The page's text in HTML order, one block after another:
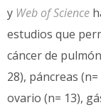
y Web of Science
estudios que
cáncer de
28), páncreas
ovario (n= 13),